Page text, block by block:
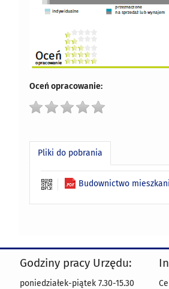
Oceń opracowanie:
Pliki do pobrania
Budownictwo
Godziny pracy Urzędu:
poniedziałek-piątek 7.30-15.30